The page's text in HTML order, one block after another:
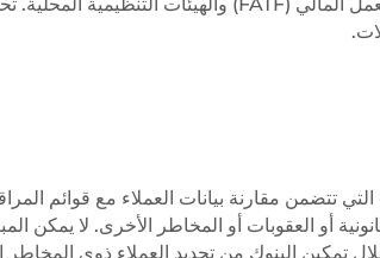
التي تتضمن مقارنة بيانات العملاء مع قوائم
أو العقوبات أو المخاطر الأخرى. لا يمكن
البنوك من تحديد العملاء ذوي المخاطر